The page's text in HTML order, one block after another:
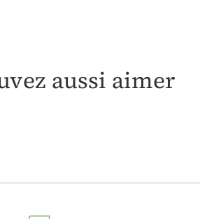
aussi aimer